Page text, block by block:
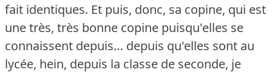
fait identiques. Et puis, donc, sa copine, qui est
une très, très bonne copine puisqu'elles se
connaissent depuis… depuis qu'elles sont au
lycée, hein, depuis la classe de seconde, je